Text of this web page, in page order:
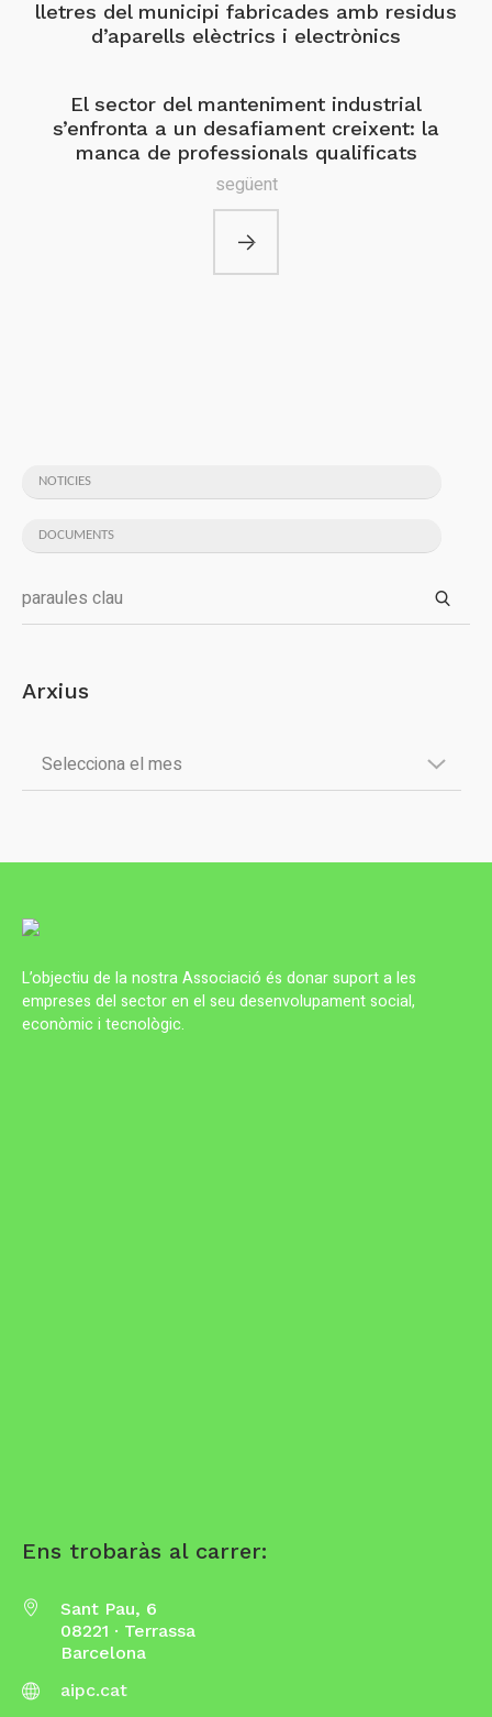
lletres del municipi fabricades amb residus
d’aparells elèctrics i electrònics
El sector del manteniment industrial
s’enfronta a un desafiament creixent: la
manca de professionals qualificats
següent
NOTICIES
DOCUMENTS
Arxius
L’objectiu de la nostra Associació és donar suport a les
empreses del sector en el seu desenvolupament social,
econòmic i tecnològic.
Ens trobaràs al carrer:
Sant Pau, 6
08221 · Terrassa
Barcelona
aipc.cat